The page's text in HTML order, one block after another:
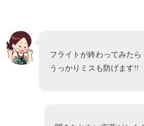
フライトが終わってみたら
うっかりミスも防げます!!